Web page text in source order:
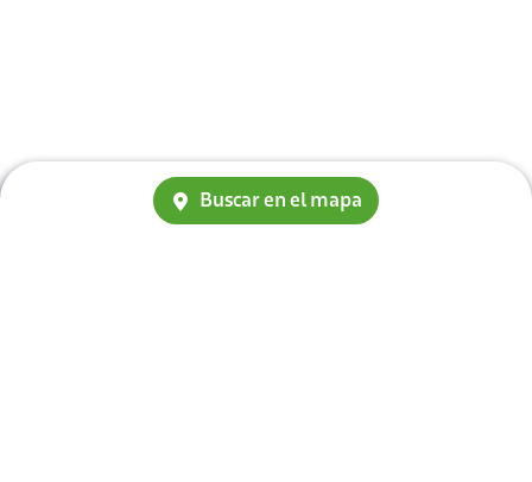
Buscar en el mapa